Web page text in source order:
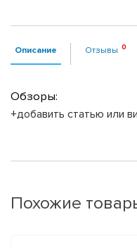
Описание Отзывы
Обзоры:
+добавить статью или
Похожие